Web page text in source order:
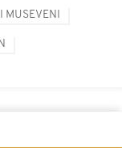
MUSEVENI